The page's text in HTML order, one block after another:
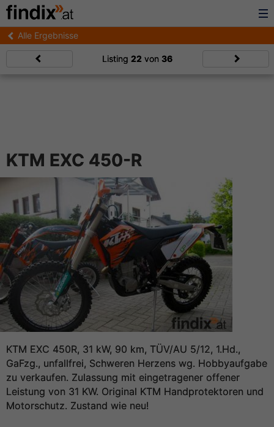
Alle Ergebnisse
Listing 22 von 36
KTM EXC 450-R
KTM EXC 450R, 31 kW, 90 km, TÜV/AU 5/12, 1.Hd.,
GaFzg., unfallfrei, Schweren Herzens wg. Hobbyaufgabe
zu verkaufen. Zulassung mit eingetragener offener
Leistung von 31 KW. Original KTM Handprotektoren und
Motorschutz. Zustand wie neu!